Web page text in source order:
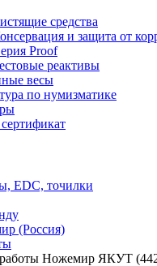
средства
и защита от
Proof
реактивы
весы
по нумизматике
EDC, точилки
(Россия)
Ножемир ЯКУТ